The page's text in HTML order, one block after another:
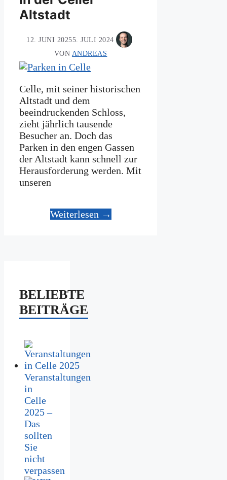
Altstadt
12. JUNI 20255. JULI 2024
VON ANDREAS
Celle, mit seiner historischen
Altstadt und dem
beeindruckenden Schloss,
zieht jährlich tausende
Besucher an. Doch das
Parken in den engen Gassen
der Altstadt kann schnell zur
Herausforderung werden. Mit
unseren
Weiterlesen →
BELIEBTE
BEITRÄGE
Veranstaltungen
in
Celle
2025 –
Das
sollten
Sie
nicht
verpassen